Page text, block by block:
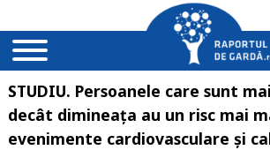
STUDIU. Persoanele care sunt
decât dimineața au un risc mai
evenimente cardiovasculare și